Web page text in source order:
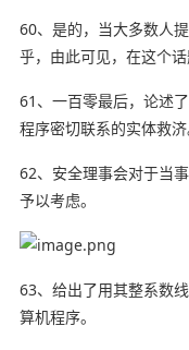
60、是的，当大多数人
乎，由此可见，在这个话
61、一百零最后，论述
程序密切联系的实体救济
62、安全理事会对于当
予以考虑。
63、给出了用其整系数
算机程序。